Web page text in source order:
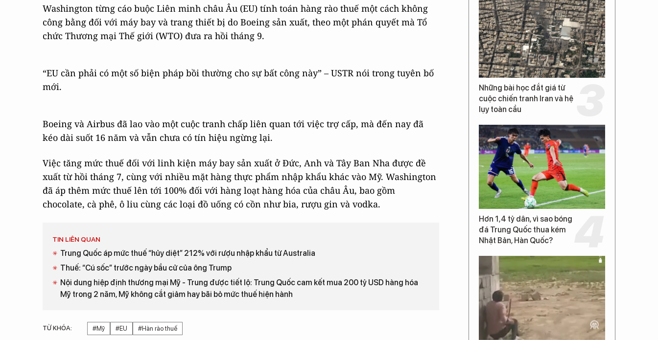
Washington từng cáo buộc Liên minh châu Âu (EU) tính toán hàng rào thuế một cách không
công bằng đối với máy bay và trang thiết bị do Boeing sản xuất, theo một phán quyết mà Tổ
chức Thương mại Thế giới (WTO) đưa ra hồi tháng 9.
“EU cần phải có một số biện pháp bồi thường cho sự bất công này” – USTR nói trong tuyên bố
mới.
Boeing và Airbus đã lao vào một cuộc tranh chấp liên quan tới việc trợ cấp, mà đến nay đã
kéo dài suốt 16 năm và vẫn chưa có tín hiệu ngừng lại.
Việc tăng mức thuế đối với linh kiện máy bay sản xuất ở Đức, Anh và Tây Ban Nha được đề
xuất từ hồi tháng 7, cùng với nhiều mặt hàng thực phẩm nhập khẩu khác vào Mỹ. Washington
đã áp thêm mức thuế lên tới 100% đối với hàng loạt hàng hóa của châu Âu, bao gồm
chocolate, cà phê, ô liu cùng các loại đồ uống có cồn như bia, rượu gin và vodka.
TIN LIÊN QUAN
Trung Quốc áp mức thuế “hủy diệt” 212% với rượu nhập khẩu từ Australia
Thuế: “Cú sốc” trước ngày bầu cử của ông Trump
Nội dung hiệp định thương mại Mỹ - Trung được tiết lộ: Trung Quốc cam kết mua 200 tỷ USD hàng hóa
Mỹ trong 2 năm, Mỹ không cắt giảm hay bãi bỏ mức thuế hiện hành
TỪ KHÓA: #Mỹ #EU #Hàn rào thuế
Những bài học đắt giá từ
cuộc chiến tranh Iran và hệ
lụy toàn cầu
Hơn 1,4 tỷ dân, vì sao bóng
đá Trung Quốc thua kém
Nhật Bản, Hàn Quốc?